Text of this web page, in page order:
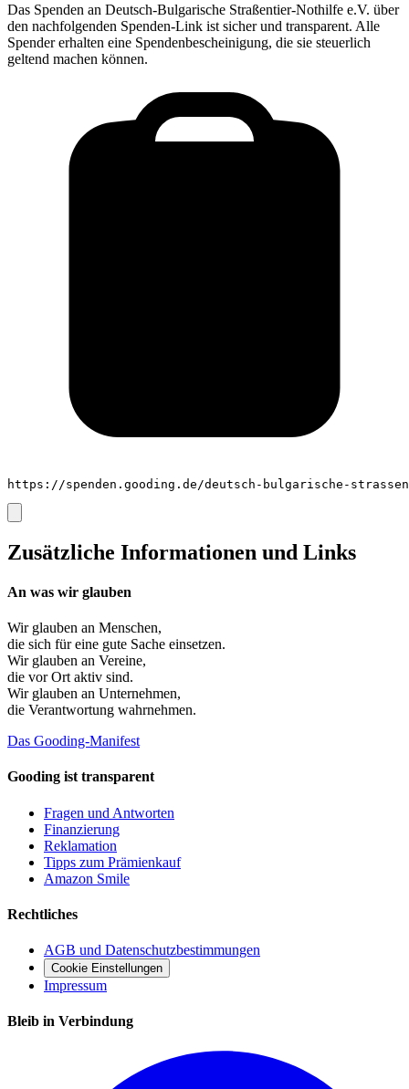
Das Spenden an Deutsch-Bulgarische Straßentier-Nothilfe e.V. über
den nachfolgenden Spenden-Link ist sicher und transparent. Alle
Spender erhalten eine Spendenbescheinigung, die sie steuerlich
geltend machen können.
https://spenden.gooding.de/deutsch-bulgarische-
Zusätzliche Informationen und Links
An was wir glauben
Wir glauben an Menschen,
die sich für eine gute Sache einsetzen.
Wir glauben an Vereine,
die vor Ort aktiv sind.
Wir glauben an Unternehmen,
die Verantwortung wahrnehmen.
Das Gooding-Manifest
Gooding ist transparent
Fragen und Antworten
Finanzierung
Reklamation
Tipps zum Prämienkauf
Amazon Smile
Rechtliches
AGB und Datenschutzbestimmungen
Cookie Einstellungen
Impressum
Bleib in Verbindung